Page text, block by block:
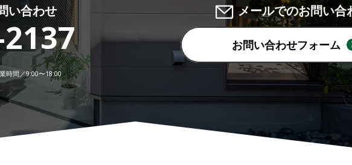
い合わせ
時間／9:00〜18:00
メールでのお問い合
お問い合わせフォーム